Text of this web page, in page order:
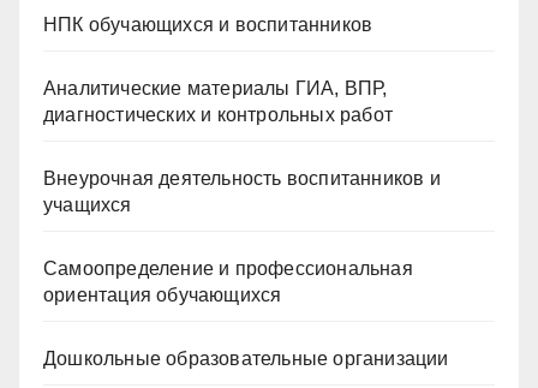
НПК обучающихся и воспитанников
Аналитические материалы ГИА, ВПР,
диагностических и контрольных работ
Внеурочная деятельность воспитанников и
учащихся
Самоопределение и профессиональная
ориентация обучающихся
Дошкольные образовательные организации